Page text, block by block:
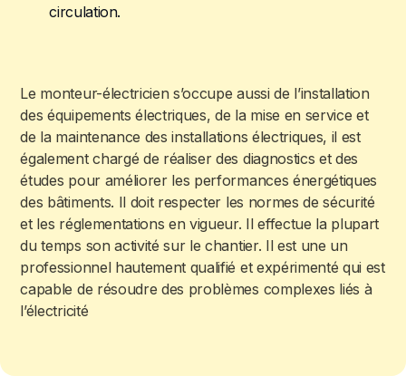
circulation.
Le monteur-électricien s’occupe aussi de l’installation
des équipements électriques, de la mise en service et
de la maintenance des installations électriques, il est
également chargé de réaliser des diagnostics et des
études pour améliorer les performances énergétiques
des bâtiments. Il doit respecter les normes de sécurité
et les réglementations en vigueur. Il effectue la plupart
du temps son activité sur le chantier. Il est une un
professionnel hautement qualifié et expérimenté qui est
capable de résoudre des problèmes complexes liés à
l’électricité